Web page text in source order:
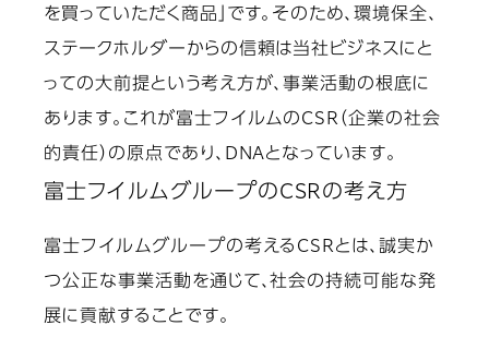
を買っていただく商品」です。そのため、環境保全、
ステークホルダーからの信頼は当社ビジネスにと
っての大前提という考え方が、事業活動の根底に
あります。これが富士フイルムのCSR（企業の社会
的責任）の原点であり、DNAとなっています。
富士フイルムグループのCSRの考え方
富士フイルムグループの考えるCSRとは、誠実か
つ公正な事業活動を通じて、社会の持続可能な発
展に貢献することです。